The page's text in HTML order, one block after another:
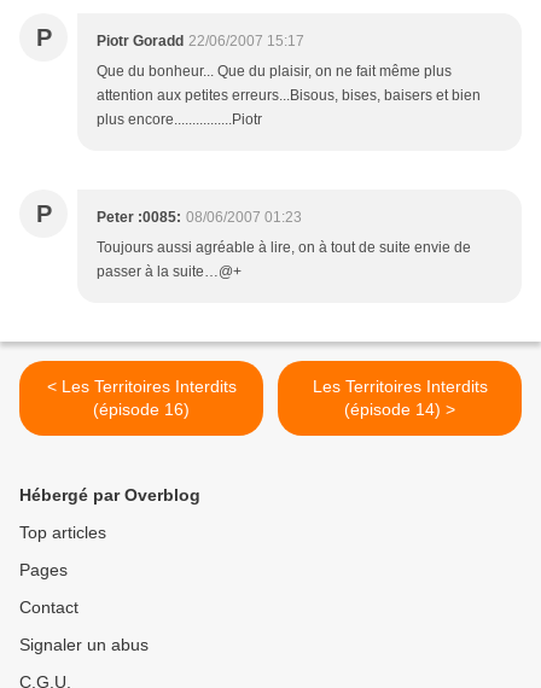
P Piotr Goradd 22/06/2007 15:17
Que du bonheur... Que du plaisir, on ne fait même plus
attention aux petites erreurs...Bisous, bises, baisers et bien
plus encore................Piotr
P Peter :0085: 08/06/2007 01:23
Toujours aussi agréable à lire, on à tout de suite envie de
passer à la suite…@+
< Les Territoires Interdits
(épisode 16)
Les Territoires Interdits
(épisode 14) >
Hébergé par Overblog
Top articles
Pages
Contact
Signaler un abus
C.G.U.